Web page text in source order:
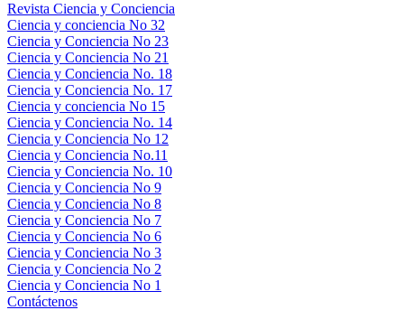
Revista Ciencia y Conciencia
Ciencia y conciencia No 32
Ciencia y Conciencia No 23
Ciencia y Conciencia No 21
Ciencia y Conciencia No. 18
Ciencia y Conciencia No. 17
Ciencia y conciencia No 15
Ciencia y Conciencia No. 14
Ciencia y Conciencia No 12
Ciencia y Conciencia No.11
Ciencia y Conciencia No. 10
Ciencia y Conciencia No 9
Ciencia y Conciencia No 8
Ciencia y Conciencia No 7
Ciencia y Conciencia No 6
Ciencia y Conciencia No 3
Ciencia y Conciencia No 2
Ciencia y Conciencia No 1
Contáctenos